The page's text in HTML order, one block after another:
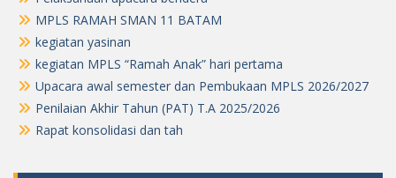
MPLS RAMAH SMAN 11 BATAM
kegiatan yasinan
kegiatan MPLS “Ramah Anak” hari pertama
Upacara awal semester dan Pembukaan MPLS 2026/2027
Penilaian Akhir Tahun (PAT) T.A 2025/2026
Rapat konsolidasi dan tah